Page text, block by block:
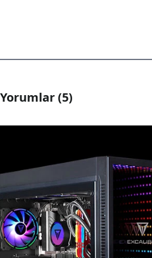
Yorumlar (5)